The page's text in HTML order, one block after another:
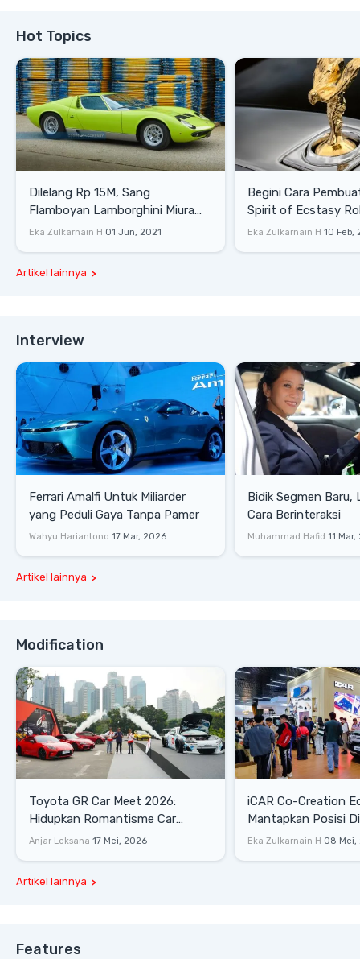
Hot Topics
Dilelang Rp 15M, Sang
Flamboyan Lamborghini Miura
P400 S
Eka Zulkarnain H 01 Jun, 2021
Begini Cara
Spirit of Ecstasy
Eka Zulkarnain H 10 Feb,
Artikel lainnya
Interview
Ferrari Amalfi Untuk Miliarder
yang Peduli Gaya Tanpa Pamer
Wahyu Hariantono 17 Mar, 2026
Bidik Segmen Baru,
Cara Berinteraksi
Muhammad Hafid 11
Artikel lainnya
Modification
Toyota GR Car Meet 2026:
Hidupkan Romantisme Car
Culture Era 90-an
Anjar Leksana 17 Mei, 2026
iCAR Co-Creation
Mantapkan Posisi
Gaya Hidup
Eka Zulkarnain H 08 Mei,
Artikel lainnya
Features